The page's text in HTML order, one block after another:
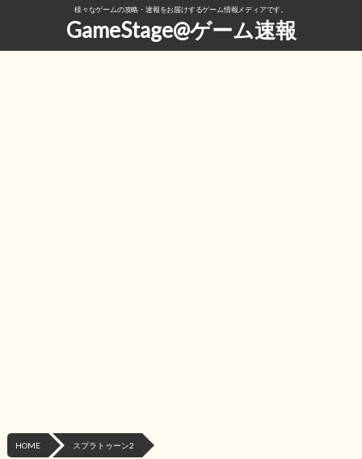
様々なゲームの攻略・速報をお届けするゲーム情報メディアです。
GameStage@ゲーム速報
HOME スプラトゥーン2